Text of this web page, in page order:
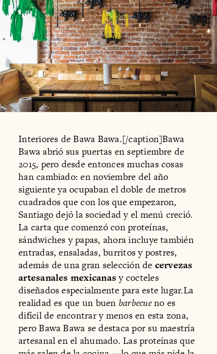
Interiores de Bawa Bawa.[/caption]Bawa
Bawa abrió sus puertas en septiembre de
2015, pero desde entonces muchas cosas
han cambiado: en noviembre del año
siguiente ya ocupaban el doble de metros
cuadrados que con los que empezaron,
Santiago dejó la sociedad y el menú creció.
La carta que comenzó con proteínas,
sándwiches y papas, ahora incluye también
entradas, ensaladas, burritos y postres,
además de una gran selección de cervezas
artesanales mexicanasy cocteles
diseñados especialmente para este lugar.La
realidad es que un buen barbecueno es
difícil de encontrar y menos en esta zona,
pero Bawa Bawa se destaca por su maestría
artesanal en el ahumado. Las proteínas que